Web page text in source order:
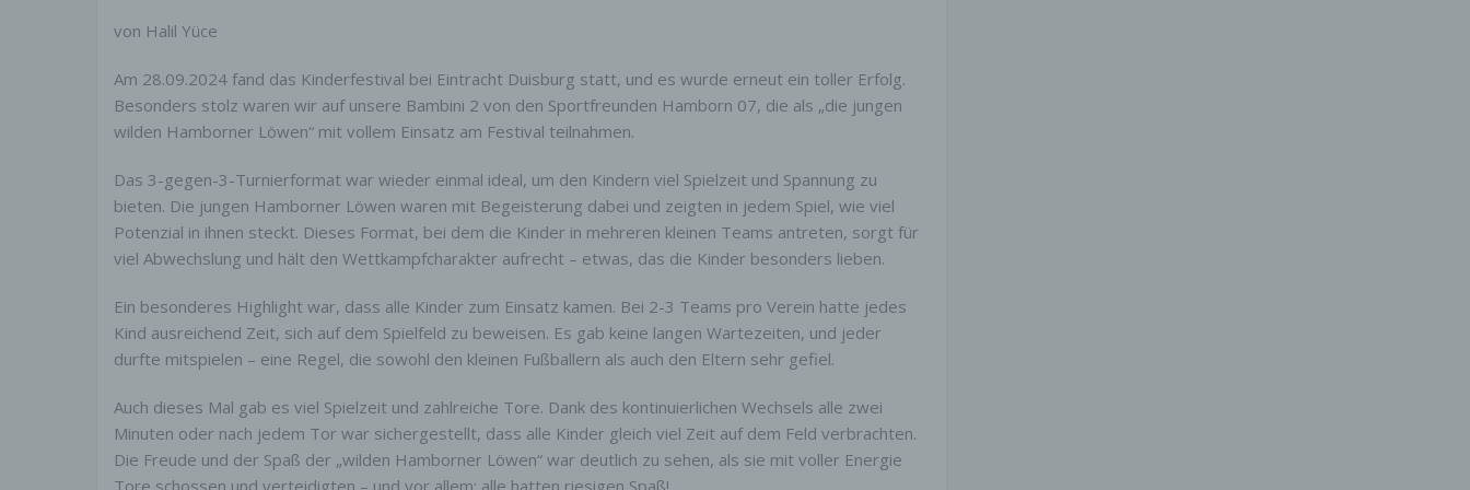
von Halil Yüce
Am 28.09.2024 fand das Kinderfestival bei Eintracht Duisburg statt, und es wurde erneut ein toller Erfolg.
Besonders stolz waren wir auf unsere Bambini 2 von den Sportfreunden Hamborn 07, die als „die jungen
wilden Hamborner Löwen“ mit vollem Einsatz am Festival teilnahmen.
Das 3-gegen-3-Turnierformat war wieder einmal ideal, um den Kindern viel Spielzeit und Spannung zu
bieten. Die jungen Hamborner Löwen waren mit Begeisterung dabei und zeigten in jedem Spiel, wie viel
Potenzial in ihnen steckt. Dieses Format, bei dem die Kinder in mehreren kleinen Teams antreten, sorgt für
viel Abwechslung und hält den Wettkampfcharakter aufrecht – etwas, das die Kinder besonders lieben.
Ein besonderes Highlight war, dass alle Kinder zum Einsatz kamen. Bei 2-3 Teams pro Verein hatte jedes
Kind ausreichend Zeit, sich auf dem Spielfeld zu beweisen. Es gab keine langen Wartezeiten, und jeder
durfte mitspielen – eine Regel, die sowohl den kleinen Fußballern als auch den Eltern sehr gefiel.
Auch dieses Mal gab es viel Spielzeit und zahlreiche Tore. Dank des kontinuierlichen Wechsels alle zwei
Minuten oder nach jedem Tor war sichergestellt, dass alle Kinder gleich viel Zeit auf dem Feld verbrachten.
Die Freude und der Spaß der „wilden Hamborner Löwen“ war deutlich zu sehen, als sie mit voller Energie
Tore schossen und verteidigten – und vor allem: alle hatten riesigen Spaß!
Übertragung vertraulicher Inhalte, wie zum Beispiel Bestellungen oder
Anfragen, die Sie an uns als Seitenbetreiber senden, eine SSL-bzw. TLS-
Verschlüsselung. Eine verschlüsselte Verbindung erkennen Sie daran,
dass die Adresszeile des Browsers von “http://” auf “https://” wechselt und
Wenn die SSL- bzw. TLS-Verschlüsselung aktiviert ist, können die Daten,
die Sie an uns übermitteln, nicht von Dritten mitgelesen werden.
Auskunft, Sperrung, Löschung
Sie haben im Rahmen der geltenden gesetzlichen Bestimmungen
jederzeit das Recht auf unentgeltliche Auskunft über Ihre gespeicherten
personenbezogenen Daten, deren Herkunft und Empfänger und den
Sperrung oder Löschung dieser Daten. Hierzu sowie zu weiteren Fragen
im Impressum angegebenen Adresse an uns wenden.